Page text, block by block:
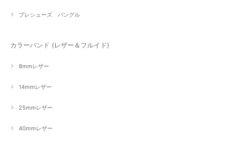
プレシューズ バングル
カラーバンド (レザー＆フルイド)
8mmレザー
14mmレザー
25mmレザー
40mmレザー